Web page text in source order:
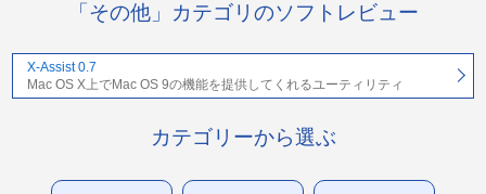
「その他」カテゴリのソフトレビュー
X-Assist 0.7
Mac OS X上でMac OS 9の機能を提供してくれるユーティリティ
カテゴリーから選ぶ